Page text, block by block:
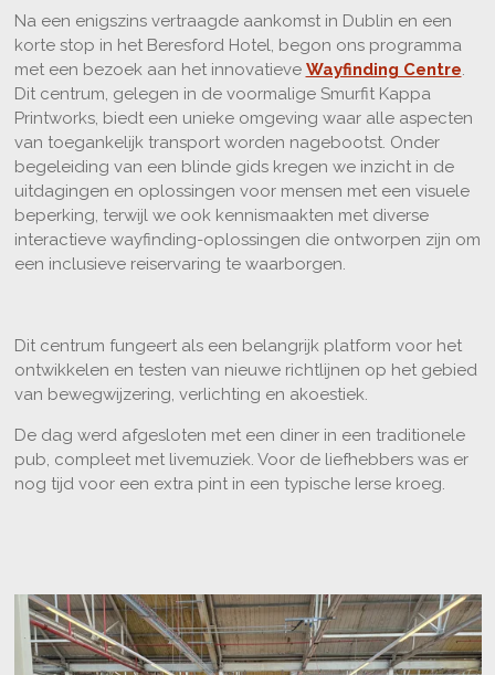
Na een enigszins vertraagde aankomst in Dublin en een
korte stop in het Beresford Hotel, begon ons programma
met een bezoek aan het innovatieve Wayfinding Centre.
Dit centrum, gelegen in de voormalige Smurfit Kappa
Printworks, biedt een unieke omgeving waar alle aspecten
van toegankelijk transport worden nagebootst. Onder
begeleiding van een blinde gids kregen we inzicht in de
uitdagingen en oplossingen voor mensen met een visuele
beperking, terwijl we ook kennismaakten met diverse
interactieve wayfinding-oplossingen die ontworpen zijn om
een inclusieve reiservaring te waarborgen.
Dit centrum fungeert als een belangrijk platform voor het
ontwikkelen en testen van nieuwe richtlijnen op het gebied
van bewegwijzering, verlichting en akoestiek.
De dag werd afgesloten met een diner in een traditionele
pub, compleet met livemuziek. Voor de liefhebbers was er
nog tijd voor een extra pint in een typische Ierse kroeg.